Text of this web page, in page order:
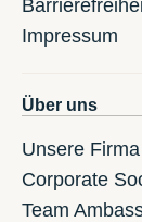
Impressum
Über uns
Unsere Firma
Corporate
Team